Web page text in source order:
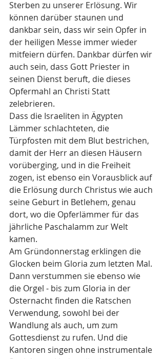
Sterben zu unserer Erlösung. Wir
können darüber staunen und
dankbar sein, dass wir sein Opfer in
der heiligen Messe immer wieder
mitfeiern dürfen. Dankbar dürfen wir
auch sein, dass Gott Priester in
seinen Dienst beruft, die dieses
Opfermahl an Christi Statt
zelebrieren.
Dass die Israeliten in Ägypten
Lämmer schlachteten, die
Türpfosten mit dem Blut bestrichen,
damit der Herr an diesen Häusern
vorüberging, und in die Freiheit
zogen, ist ebenso ein Vorausblick auf
die Erlösung durch Christus wie auch
seine Geburt in Betlehem, genau
dort, wo die Opferlämmer für das
jährliche Paschalamm zur Welt
kamen.
Am Gründonnerstag erklingen die
Glocken beim Gloria zum letzten Mal.
Dann verstummen sie ebenso wie
die Orgel - bis zum Gloria in der
Osternacht finden die Ratschen
Verwendung, sowohl bei der
Wandlung als auch, um zum
Gottesdienst zu rufen. Und die
Kantoren singen ohne instrumentale